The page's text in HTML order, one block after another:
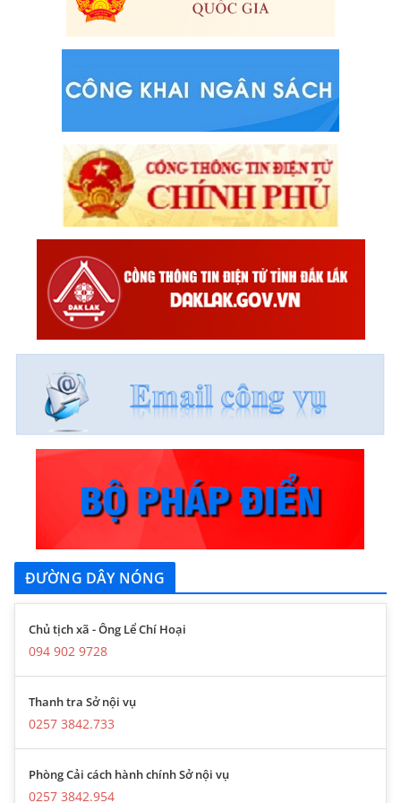
ĐƯỜNG DÂY NÓNG
Chủ tịch xã - Ông Lể Chí Hoại
094 902 9728
Thanh tra Sở nội vụ
0257 3842.733
Phòng Cải cách hành chính Sở nội vụ
0257 3842.954